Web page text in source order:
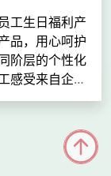
工生日福利产
品，用心呵护
阶层的个性化
感受来自企业
糕券属性范